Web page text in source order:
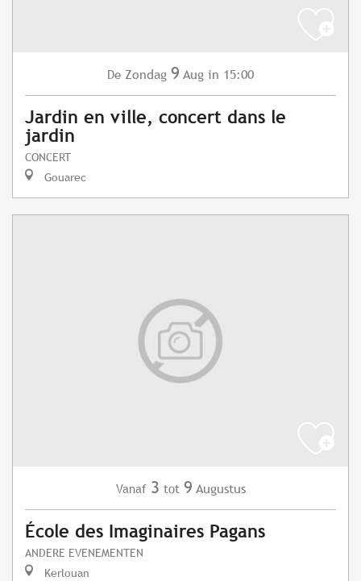
De Zondag 9 Aug in 15:00
Jardin en ville, concert dans le
jardin
CONCERT
Gouarec
Vanaf 3 tot 9 Augustus
École des Imaginaires Pagans
ANDERE EVENEMENTEN
Kerlouan